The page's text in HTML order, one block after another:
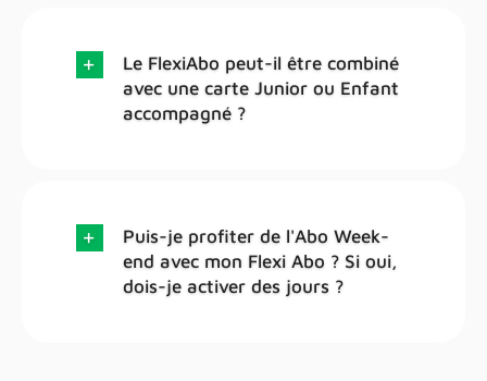
Le FlexiAbo peut-il être combiné
avec une carte Junior ou Enfant
accompagné ?
Puis-je profiter de l'Abo Week-
end avec mon Flexi Abo ? Si oui,
dois-je activer des jours ?